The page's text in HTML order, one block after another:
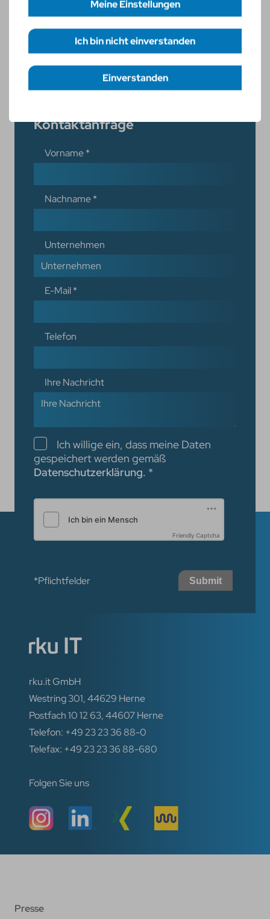
Jetzt informieren!
Kontaktanfrage
Vorname*
Nachname*
Unternehmen
E-Mail*
Telefon
Ihre Nachricht
Checkboxen
Ich willige ein, dass meine Daten
gespeichert werden gemäß
Datenschutzerklärung. *
Friendly Captcha
*Pflichtfelder Submit
rku.it GmbH
Westring 301, 44629 Herne
Postfach 10 12 63, 44607 Herne
Telefon: +49 23 23 36 88-0
Telefax: +49 23 23 36 88-680
Folgen Sie uns
Presse
Meine Einstellungen
Erforderliche Cookies
Einstellungen speichern
Ich bin nicht einverstanden
Einverstanden